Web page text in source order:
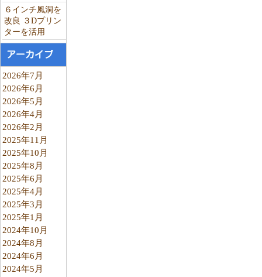
６インチ風洞を
改良 ３Dプリン
ターを活用
アーカイブ
2026年7月
2026年6月
2026年5月
2026年4月
2026年2月
2025年11月
2025年10月
2025年8月
2025年6月
2025年4月
2025年3月
2025年1月
2024年10月
2024年8月
2024年6月
2024年5月